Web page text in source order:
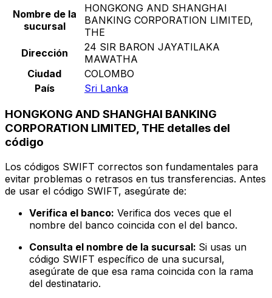
Nombre de la
sucursal
HONGKONG AND SHANGHAI
BANKING CORPORATION LIMITED,
THE
Dirección
24 SIR BARON JAYATILAKA
MAWATHA
Ciudad
COLOMBO
País
Sri Lanka
HONGKONG AND SHANGHAI BANKING
CORPORATION LIMITED, THE detalles del
código
Los códigos SWIFT correctos son fundamentales para
evitar problemas o retrasos en tus transferencias. Antes
de usar el código SWIFT, asegúrate de:
Verifica el banco: Verifica dos veces que el
nombre del banco coincida con el del banco.
Consulta el nombre de la sucursal: Si usas un
código SWIFT específico de una sucursal,
asegúrate de que esa rama coincida con la rama
del destinatario.